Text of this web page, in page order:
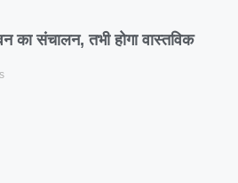
का संचालन, तभी होगा वास्तविक